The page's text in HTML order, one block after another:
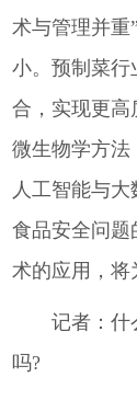
术与管理并重
小。预制菜行
合，实现更高
微生物学方法
人工智能与
食品安全问题
术的应用，将
记者：什么
吗?